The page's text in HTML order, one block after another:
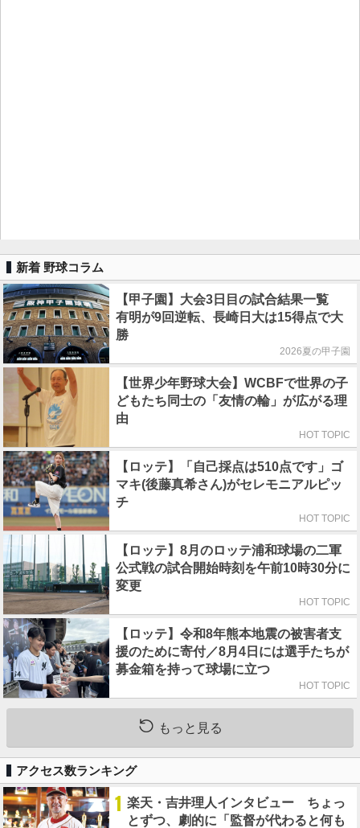
新着 野球コラム
【甲子園】大会3日目の試合結果一覧
有明が9回逆転、長崎日大は15得点で大
勝
2026夏の甲子園
【世界少年野球大会】WCBFで世界の子
どもたち同士の「友情の輪」が広がる理
由
HOT TOPIC
【ロッテ】「自己採点は510点です」ゴ
マキ(後藤真希さん)がセレモニアルピッ
チ
HOT TOPIC
【ロッテ】8月のロッテ浦和球場の二軍
公式戦の試合開始時刻を午前10時30分に
変更
HOT TOPIC
【ロッテ】令和8年熊本地震の被害者支
援のために寄付／8月4日には選手たちが
募金箱を持って球場に立つ
HOT TOPIC
もっと見る
アクセス数ランキング
1 楽天・吉井理人インタビュー ちょっ
とずつ、劇的に「監督が代わると何も